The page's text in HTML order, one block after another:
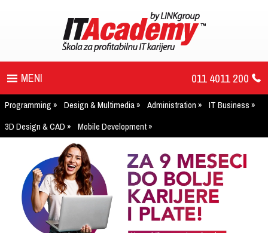
011 4011 200
PROGRAM
UPIS
ŠTA DOBIJATE
UČENJE NA DALJINU
DIPLOME I SERTIFIKATI
Programming Design & Multimedia Administration
IT Business
3D Design & CAD
Mobile Development